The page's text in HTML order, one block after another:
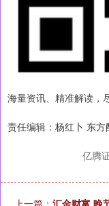
海量资讯、精准解读，
责任编辑：杨红卜 东方
亿腾
上一篇： 汇金财富 晚